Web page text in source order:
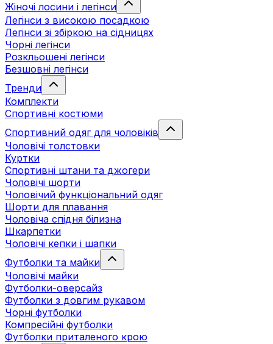
Жіночі лосини і легінси
Легінси з високою посадкою
Легінси зі збіркою на сідницях
Чорні легінси
Розкльошені легінси
Безшовні легінси
Тренди
Комплекти
Спортивні костюми
Спортивний одяг для чоловіків
Чоловічі толстовки
Куртки
Спортивні штани та джогери
Чоловічі шорти
Чоловічий функціональний одяг
Шорти для плавання
Чоловіча спідня білизна
Шкарпетки
Чоловічі кепки і шапки
Футболки та майки
Чоловічі майки
Футболки-оверсайз
Футболки з довгим рукавом
Чорні футболки
Компресійні футболки
Футболки приталеного крою